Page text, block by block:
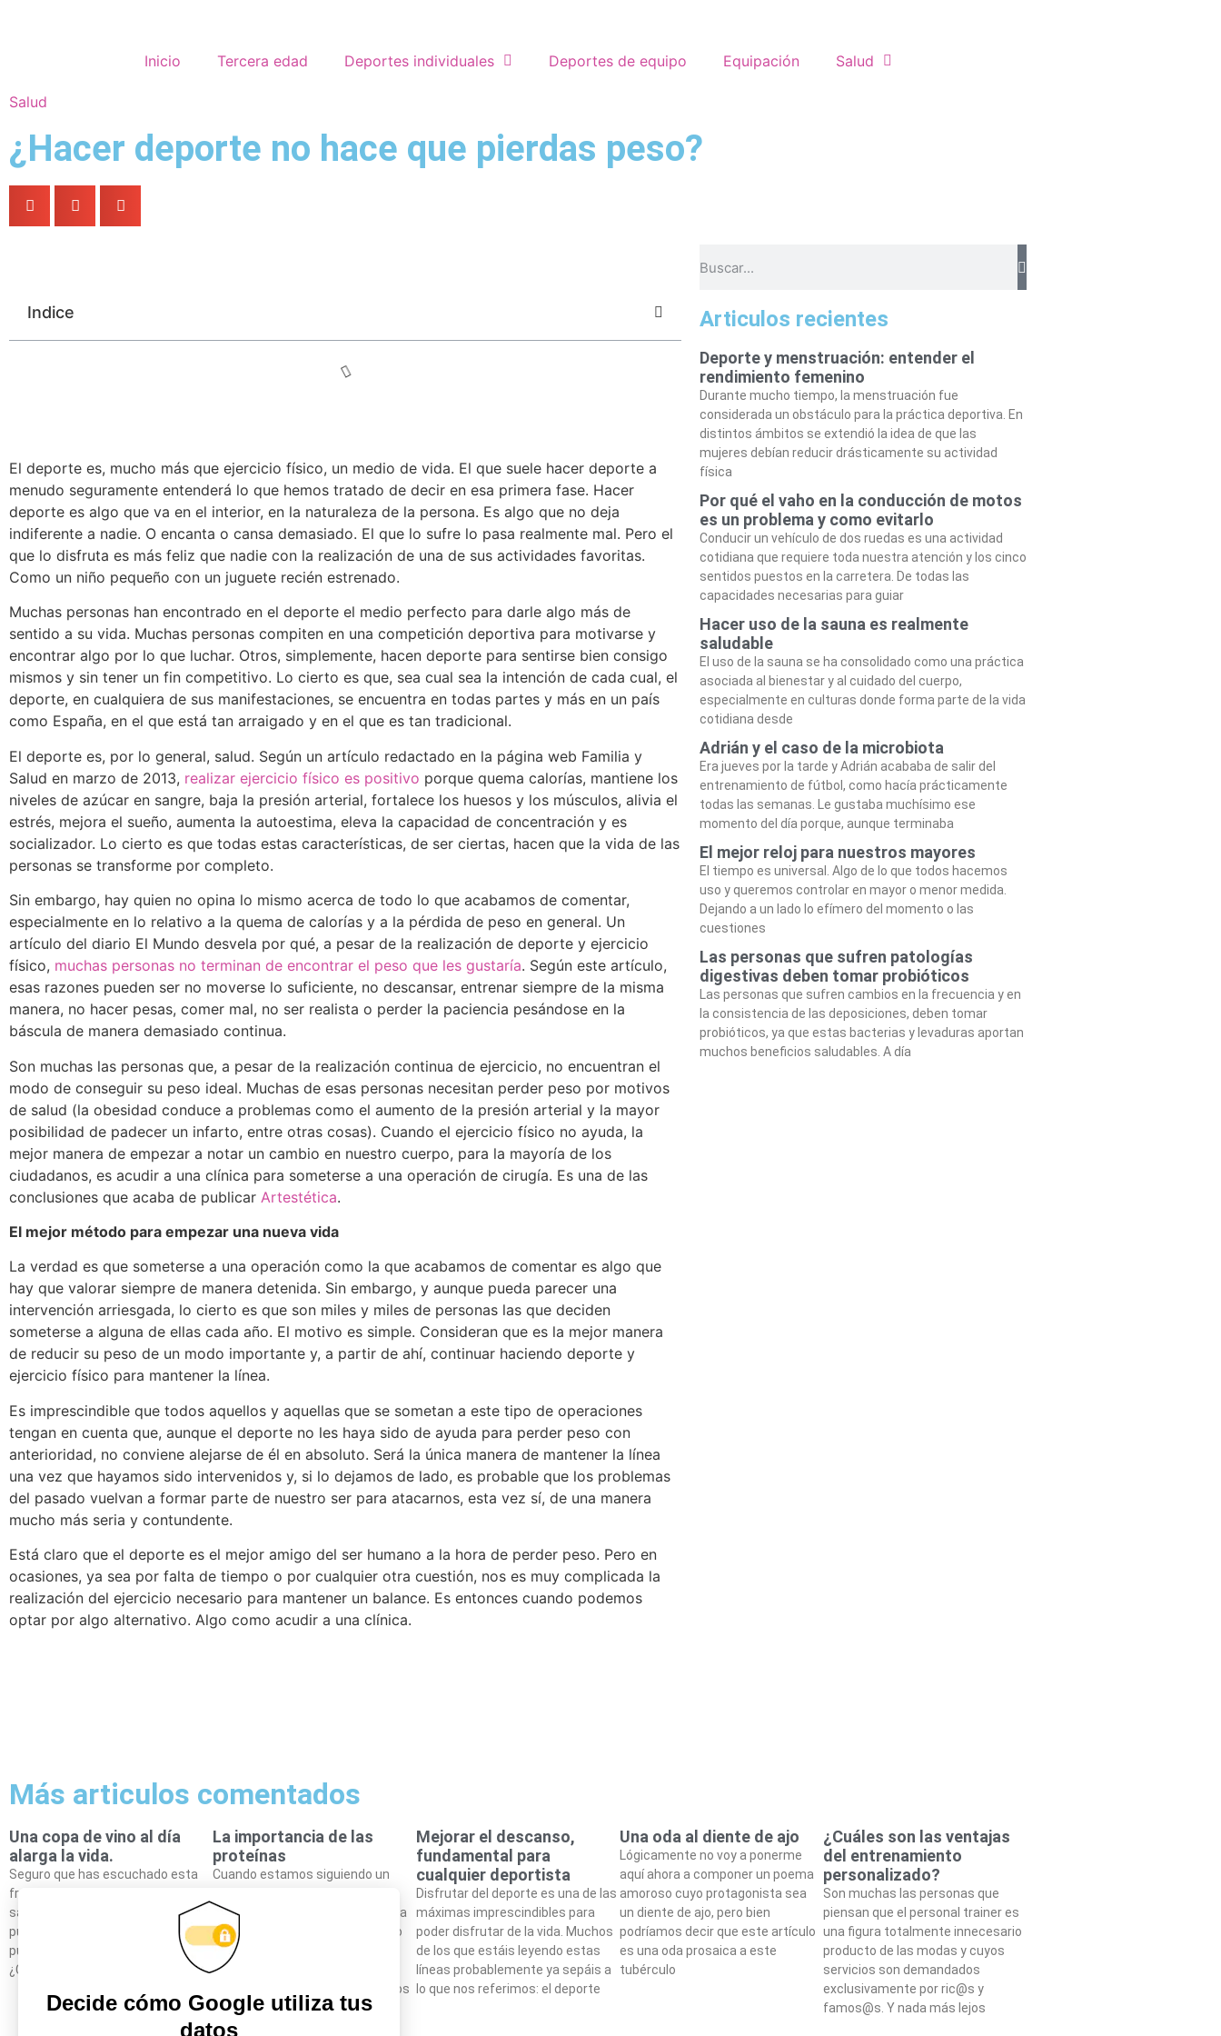
Inicio Tercera edad Deportes individuales Deportes de equipo Equipación Salud
Salud
¿Hacer deporte no hace que pierdas peso?
Indice
El deporte es, mucho más que ejercicio físico, un medio de vida. El que suele hacer deporte a
menudo seguramente entenderá lo que hemos tratado de decir en esa primera fase. Hacer
deporte es algo que va en el interior, en la naturaleza de la persona. Es algo que no deja
indiferente a nadie. O encanta o cansa demasiado. El que lo sufre lo pasa realmente mal. Pero el
que lo disfruta es más feliz que nadie con la realización de una de sus actividades favoritas.
Como un niño pequeño con un juguete recién estrenado.
Muchas personas han encontrado en el deporte el medio perfecto para darle algo más de
sentido a su vida. Muchas personas compiten en una competición deportiva para motivarse y
encontrar algo por lo que luchar. Otros, simplemente, hacen deporte para sentirse bien consigo
mismos y sin tener un fin competitivo. Lo cierto es que, sea cual sea la intención de cada cual, el
deporte, en cualquiera de sus manifestaciones, se encuentra en todas partes y más en un país
como España, en el que está tan arraigado y en el que es tan tradicional.
El deporte es, por lo general, salud. Según un artículo redactado en la página web Familia y
Salud en marzo de 2013, realizar ejercicio físico es positivo porque quema calorías, mantiene los
niveles de azúcar en sangre, baja la presión arterial, fortalece los huesos y los músculos, alivia el
estrés, mejora el sueño, aumenta la autoestima, eleva la capacidad de concentración y es
socializador. Lo cierto es que todas estas características, de ser ciertas, hacen que la vida de las
personas se transforme por completo.
Sin embargo, hay quien no opina lo mismo acerca de todo lo que acabamos de comentar,
especialmente en lo relativo a la quema de calorías y a la pérdida de peso en general. Un
artículo del diario El Mundo desvela por qué, a pesar de la realización de deporte y ejercicio
físico, muchas personas no terminan de encontrar el peso que les gustaría. Según este artículo,
esas razones pueden ser no moverse lo suficiente, no descansar, entrenar siempre de la misma
manera, no hacer pesas, comer mal, no ser realista o perder la paciencia pesándose en la
báscula de manera demasiado continua.
Son muchas las personas que, a pesar de la realización continua de ejercicio, no encuentran el
modo de conseguir su peso ideal. Muchas de esas personas necesitan perder peso por motivos
de salud (la obesidad conduce a problemas como el aumento de la presión arterial y la mayor
posibilidad de padecer un infarto, entre otras cosas). Cuando el ejercicio físico no ayuda, la
mejor manera de empezar a notar un cambio en nuestro cuerpo, para la mayoría de los
ciudadanos, es acudir a una clínica para someterse a una operación de cirugía. Es una de las
conclusiones que acaba de publicar Artestética.
El mejor método para empezar una nueva vida
La verdad es que someterse a una operación como la que acabamos de comentar es algo que
hay que valorar siempre de manera detenida. Sin embargo, y aunque pueda parecer una
intervención arriesgada, lo cierto es que son miles y miles de personas las que deciden
someterse a alguna de ellas cada año. El motivo es simple. Consideran que es la mejor manera
de reducir su peso de un modo importante y, a partir de ahí, continuar haciendo deporte y
ejercicio físico para mantener la línea.
Es imprescindible que todos aquellos y aquellas que se sometan a este tipo de operaciones
tengan en cuenta que, aunque el deporte no les haya sido de ayuda para perder peso con
anterioridad, no conviene alejarse de él en absoluto. Será la única manera de mantener la línea
una vez que hayamos sido intervenidos y, si lo dejamos de lado, es probable que los problemas
del pasado vuelvan a formar parte de nuestro ser para atacarnos, esta vez sí, de una manera
mucho más seria y contundente.
Está claro que el deporte es el mejor amigo del ser humano a la hora de perder peso. Pero en
ocasiones, ya sea por falta de tiempo o por cualquier otra cuestión, nos es muy complicada la
realización del ejercicio necesario para mantener un balance. Es entonces cuando podemos
optar por algo alternativo. Algo como acudir a una clínica.
Articulos recientes
Deporte y menstruación: entender el
rendimiento femenino
Durante mucho tiempo, la menstruación fue
considerada un obstáculo para la práctica deportiva. En
distintos ámbitos se extendió la idea de que las
mujeres debían reducir drásticamente su actividad
física
Por qué el vaho en la conducción de motos
es un problema y como evitarlo
Conducir un vehículo de dos ruedas es una actividad
cotidiana que requiere toda nuestra atención y los cinco
sentidos puestos en la carretera. De todas las
capacidades necesarias para guiar
Hacer uso de la sauna es realmente
saludable
El uso de la sauna se ha consolidado como una práctica
asociada al bienestar y al cuidado del cuerpo,
especialmente en culturas donde forma parte de la vida
cotidiana desde
Adrián y el caso de la microbiota
Era jueves por la tarde y Adrián acababa de salir del
entrenamiento de fútbol, como hacía prácticamente
todas las semanas. Le gustaba muchísimo ese
momento del día porque, aunque terminaba
El mejor reloj para nuestros mayores
El tiempo es universal. Algo de lo que todos hacemos
uso y queremos controlar en mayor o menor medida.
Dejando a un lado lo efímero del momento o las
cuestiones
Las personas que sufren patologías
digestivas deben tomar probióticos
Las personas que sufren cambios en la frecuencia y en
la consistencia de las deposiciones, deben tomar
probióticos, ya que estas bacterias y levaduras aportan
muchos beneficios saludables. A día
Más articulos comentados
Una copa de vino al día
alarga la vida.
Seguro que has escuchado esta
frase antes. Forma parte de la
sabiduría popular. Pero, ¿hasta qué
punto es cierta? De ser así. ¿Se
puede aplicar a todos los vinos?
¿Cuándo beber ese vino?
La importancia de las
proteínas
Cuando estamos siguiendo un
tonificación corporal, mediante la
cual deseamos moldear nuestro
cuerpo, o si nos estamos
entrenando por gusto o para un
competición, uno de los principios
básicos
Mejorar el descanso,
fundamental para
cualquier deportista
Disfrutar del deporte es una de las
máximas imprescindibles para
poder disfrutar de la vida. Muchos
de los que estáis leyendo estas
líneas probablemente ya sepáis a
lo que nos referimos: el deporte
Una oda al diente de ajo
Lógicamente no voy a ponerme
aquí ahora a componer un poema
amoroso cuyo protagonista sea
un diente de ajo, pero bien
podríamos decir que este artículo
es una oda prosaica a este
tubérculo
¿Cuáles son las ventajas
del entrenamiento
personalizado?
Son muchas las personas que
piensan que el personal trainer es
una figura totalmente innecesario
producto de las modas y cuyos
servicios son demandados
exclusivamente por ric@s y
famos@s. Y nada más lejos